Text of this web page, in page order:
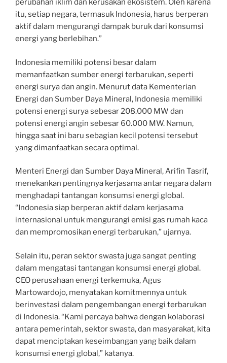
perubahan iklim dan kerusakan ekosistem. Oleh karena
itu, setiap negara, termasuk Indonesia, harus berperan
aktif dalam mengurangi dampak buruk dari konsumsi
energi yang berlebihan.”
Indonesia memiliki potensi besar dalam
memanfaatkan sumber energi terbarukan, seperti
energi surya dan angin. Menurut data Kementerian
Energi dan Sumber Daya Mineral, Indonesia memiliki
potensi energi surya sebesar 208.000 MW dan
potensi energi angin sebesar 60.000 MW. Namun,
hingga saat ini baru sebagian kecil potensi tersebut
yang dimanfaatkan secara optimal.
Menteri Energi dan Sumber Daya Mineral, Arifin Tasrif,
menekankan pentingnya kerjasama antar negara dalam
menghadapi tantangan konsumsi energi global.
“Indonesia siap berperan aktif dalam kerjasama
internasional untuk mengurangi emisi gas rumah kaca
dan mempromosikan energi terbarukan,” ujarnya.
Selain itu, peran sektor swasta juga sangat penting
dalam mengatasi tantangan konsumsi energi global.
CEO perusahaan energi terkemuka, Agus
Martowardojo, menyatakan komitmennya untuk
berinvestasi dalam pengembangan energi terbarukan
di Indonesia. “Kami percaya bahwa dengan kolaborasi
antara pemerintah, sektor swasta, dan masyarakat, kita
dapat menciptakan keseimbangan yang baik dalam
konsumsi energi global,” katanya.